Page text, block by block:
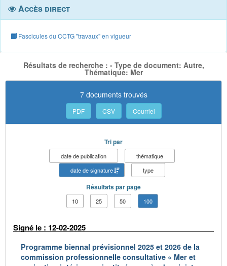
Accès direct
Fascicules du CCTG "travaux" en vigueur
Résultats de recherche : - Type de document: Autre,
Thématique: Mer
7 documents trouvés
PDF CSV Courriel
Tri par
date de publication
thématique
date de signature
type
Résultats par page
10 25 50 100
Signé le : 12-02-2025
Programme biennal prévisionnel 2025 et 2026 de la
commission professionnelle consultative « Mer et